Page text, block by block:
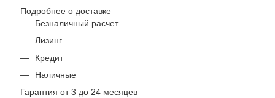
Подробнее о доставке
Безналичный расчет
Лизинг
Кредит
Наличные
Гарантия от 3 до 24 месяцев